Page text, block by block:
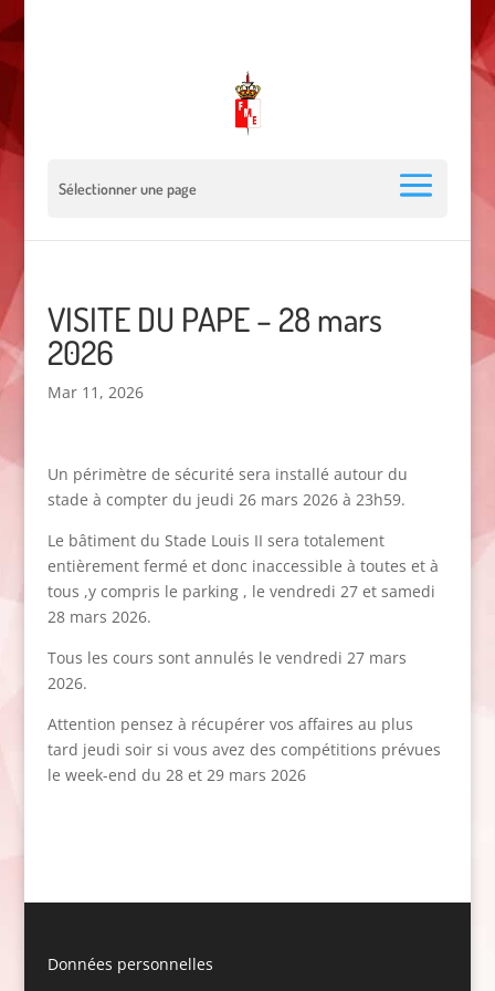
Sélectionner une page
VISITE DU PAPE – 28 mars
2026
Mar 11, 2026
Un périmètre de sécurité sera installé autour du
stade à compter du jeudi 26 mars 2026 à 23h59.
Le bâtiment du Stade Louis II sera totalement
entièrement fermé et donc inaccessible à toutes et à
tous ,y compris le parking , le vendredi 27 et samedi
28 mars 2026.
Tous les cours sont annulés le vendredi 27 mars
2026.
Attention pensez à récupérer vos affaires au plus
tard jeudi soir si vous avez des compétitions prévues
le week-end du 28 et 29 mars 2026
Données personnelles